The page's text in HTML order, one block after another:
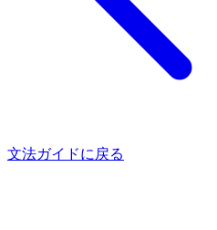
文法ガイドに戻る